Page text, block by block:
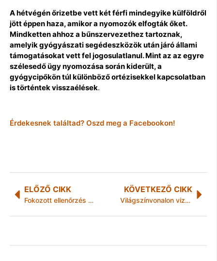
A hétvégén őrizetbe vett két férfi mindegyike külföldről
jött éppen haza, amikor a nyomozók elfogták őket.
Mindketten ahhoz a bűnszervezethez tartoznak,
amelyik gyógyászati segédeszközök után járó állami
támogatásokat vett fel jogosulatlanul. Mint az az egyre
szélesedő ügy nyomozása során kiderült, a
gyógycipőkön túl különböző ortézisekkel kapcsolatban
is történtek visszaélések.
Érdekesnek találtad? Oszd meg a Facebookon!
ELŐZŐ CIKK
Fokozott ellenőrzés az autópályán
KÖVETKEZŐ CIKK
Világszínvonalon vizsgálják a hold- és marsjárók alkatrészeinek kopását a MATE kutatói